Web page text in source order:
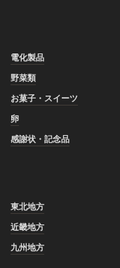
電化製品
野菜類
お菓子・スイーツ
卵
感謝状・記念品
東北地方
近畿地方
九州地方